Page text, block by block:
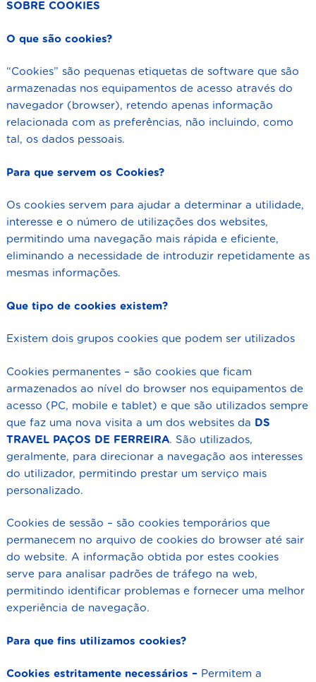
SOBRE COOKIES
O que são cookies?
“Cookies” são pequenas etiquetas de software que são
armazenadas nos equipamentos de acesso através do
navegador (browser), retendo apenas informação
relacionada com as preferências, não incluindo, como
tal, os dados pessoais.
Para que servem os Cookies?
Os cookies servem para ajudar a determinar a utilidade,
interesse e o número de utilizações dos websites,
permitindo uma navegação mais rápida e eficiente,
eliminando a necessidade de introduzir repetidamente as
mesmas informações.
Que tipo de cookies existem?
Existem dois grupos cookies que podem ser utilizados
Cookies permanentes – são cookies que ficam
armazenados ao nível do browser nos equipamentos de
acesso (PC, mobile e tablet) e que são utilizados sempre
que faz uma nova visita a um dos websites da DS
TRAVEL PAÇOS DE FERREIRA. São utilizados,
geralmente, para direcionar a navegação aos interesses
do utilizador, permitindo prestar um serviço mais
personalizado.
Cookies de sessão – são cookies temporários que
permanecem no arquivo de cookies do browser até sair
do website. A informação obtida por estes cookies
serve para analisar padrões de tráfego na web,
permitindo identificar problemas e fornecer uma melhor
experiência de navegação.
Para que fins utilizamos cookies?
Cookies estritamente necessários – Permitem a